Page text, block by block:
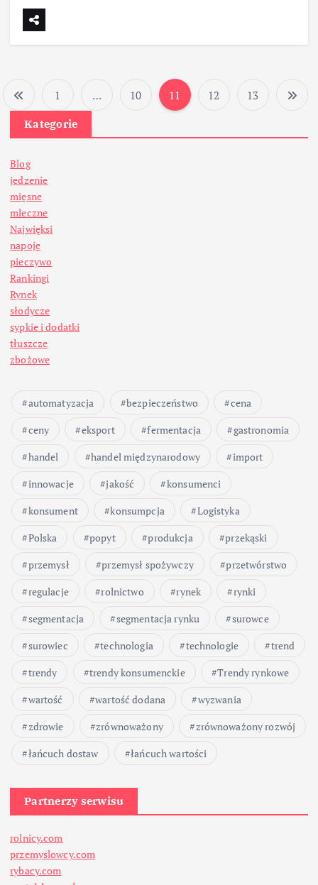
S
t
w
a
n
i
e
w
p
i
s
ó
w
1 … 10 11 12 13
Kategorie
Blog
jedzenie
mięsne
mleczne
Najwięksi
napoje
pieczywo
Rankingi
Rynek
słodycze
sypkie i dodatki
tłuszcze
zbożowe
automatyzacja bezpieczeństwo
cena
ceny
eksport fermentacja
gastronomia
handel
handel międzynarodowy
import
innowacje
jakość
konsumenci
konsument
konsumpcja
Logistyka
Polska
popyt produkcja
przekąski
przemysł
przemysł spożywczy
przetwórstwo
regulacje
rolnictwo rynek
rynki
segmentacja
segmentacja rynku
surowce
surowiec
technologia technologie
trend
trendy
trendy konsumenckie
Trendy rynkowe
wartość
wartość dodana
wyzwania
zdrowie
zrównoważony
zrównoważony rozwój
łańcuch dostaw
łańcuch wartości
Partnerzy serwisu
rolnicy.com
przemyslowcy.com
rybacy.com